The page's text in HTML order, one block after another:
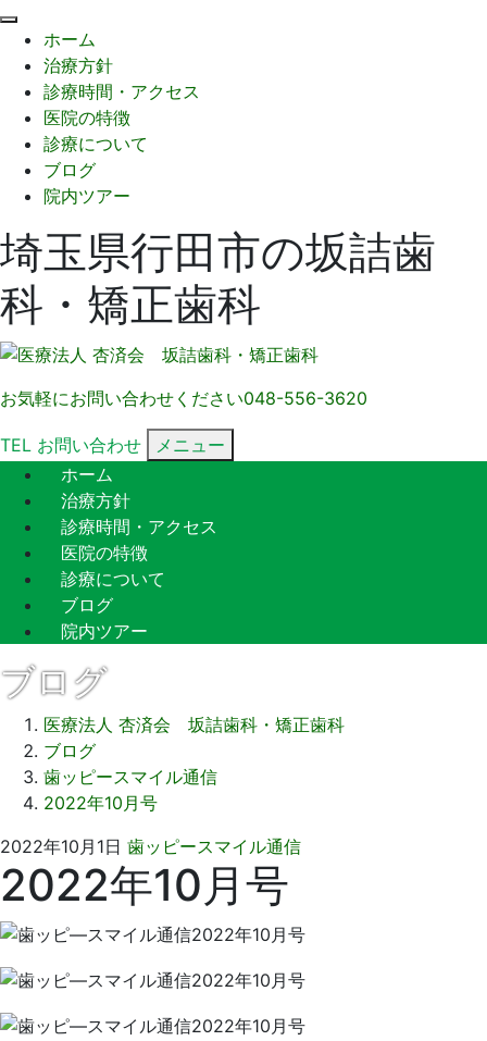
ホーム
治療方針
診療時間・アクセス
医院の特徴
診療について
ブログ
院内ツアー
埼玉県行田市の坂詰歯
科・矯正歯科
お気軽にお問い合わせください048-556-3620
TEL お問い合わせ
メニュー
ホーム
治療方針
診療時間・アクセス
医院の特徴
診療について
ブログ
院内ツアー
ブログ
医療法人 杏済会 坂詰歯科・矯正歯科
ブログ
歯ッピースマイル通信
2022年10月号
2022年10月1日 歯ッピースマイル通信2022
月
14
日
坂
科
医
院
2022年10月号